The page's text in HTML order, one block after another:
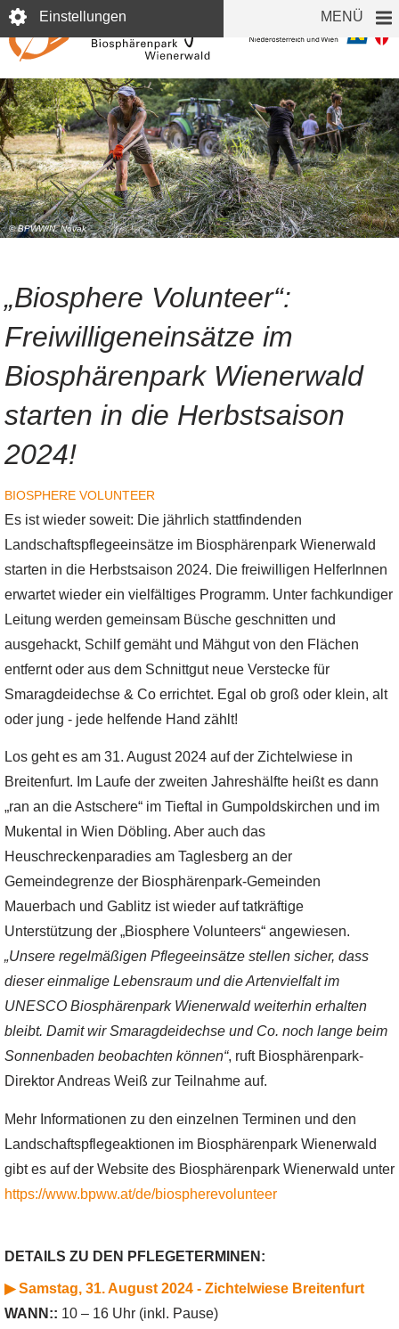
Direkt
zum
Inhalt
Einstellungen MENÜ
© BPWW/N. Novak
„Biosphere Volunteer“:
Freiwilligeneinsätze im
Biosphärenpark Wienerwald
starten in die Herbstsaison
2024!
BIOSPHERE VOLUNTEER
Es ist wieder soweit: Die jährlich stattfindenden
Landschaftspflegeeinsätze im Biosphärenpark Wienerwald
starten in die Herbstsaison 2024. Die freiwilligen HelferInnen
erwartet wieder ein vielfältiges Programm. Unter fachkundiger
Leitung werden gemeinsam Büsche geschnitten und
ausgehackt, Schilf gemäht und Mähgut von den Flächen
entfernt oder aus dem Schnittgut neue Verstecke für
Smaragdeidechse & Co errichtet. Egal ob groß oder klein, alt
oder jung - jede helfende Hand zählt!
Los geht es am 31. August 2024 auf der Zichtelwiese in
Breitenfurt. Im Laufe der zweiten Jahreshälfte heißt es dann
„ran an die Astschere“ im Tieftal in Gumpoldskirchen und im
Mukental in Wien Döbling. Aber auch das
Heuschreckenparadies am Taglesberg an der
Gemeindegrenze der Biosphärenpark-Gemeinden
Mauerbach und Gablitz ist wieder auf tatkräftige
Unterstützung der „Biosphere Volunteers“ angewiesen.
„Unsere regelmäßigen Pflegeeinsätze stellen sicher, dass
dieser einmalige Lebensraum und die Artenvielfalt im
UNESCO Biosphärenpark Wienerwald weiterhin erhalten
bleibt. Damit wir Smaragdeidechse und Co. noch lange beim
Sonnenbaden beobachten können“, ruft Biosphärenpark-
Direktor Andreas Weiß zur Teilnahme auf.
Mehr Informationen zu den einzelnen Terminen und den
Landschaftspflegeaktionen im Biosphärenpark Wienerwald
gibt es auf der Website des Biosphärenpark Wienerwald unter
https://www.bpww.at/de/biospherevolunteer
DETAILS ZU DEN PFLEGETERMINEN:
▶ Samstag, 31. August 2024 - Zichtelwiese Breitenfurt
WANN:: 10 – 16 Uhr (inkl. Pause)